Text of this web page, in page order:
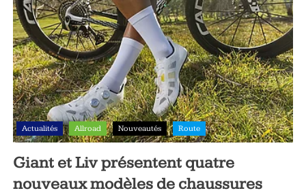
Actualités Allroad Nouveautés Route
Giant et Liv présentent quatre
nouveaux modèles de chaussures